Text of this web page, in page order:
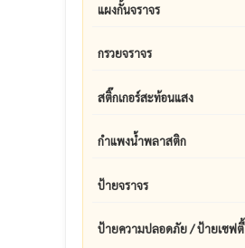
แผงกั้นจราจร
กรวยจราจร
สติ๊กเกอร์สะท้อนแสง
กำแพงน้ำพลาสติก
ป้ายจราจร
ป้ายความปลอดภัย / ป้ายเซฟตี้